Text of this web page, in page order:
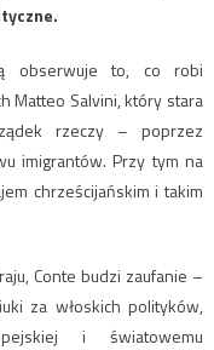
obserwuje to, co robi
Matteo Salvini, który stara
rzeczy – poprzez
imigrantów. Przy tym na
chrześcijańskim i takim
Conte budzi zaufanie –
za włoskich polityków,
i światowemu